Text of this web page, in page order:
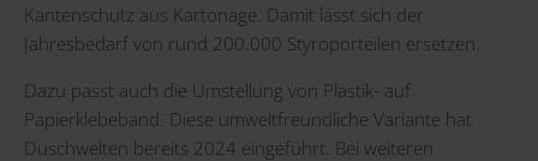
Kantenschutz aus Kartonage. Damit lässt sich der
Jahresbedarf von rund 200.000 Styroporteilen ersetzen.
Dazu passt auch die Umstellung von Plastik- auf
Papierklebeband. Diese umweltfreundliche Variante hat
Duschwelten bereits 2024 eingeführt. Bei weiteren